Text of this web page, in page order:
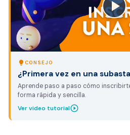
lightbulb CONSEJO
¿Primera vez en una
Aprende paso a paso cómo
forma rápida y sencilla.
Ver video tutorialplay_circle_outline